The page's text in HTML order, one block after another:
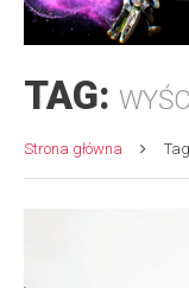
TAG:
Strona główna